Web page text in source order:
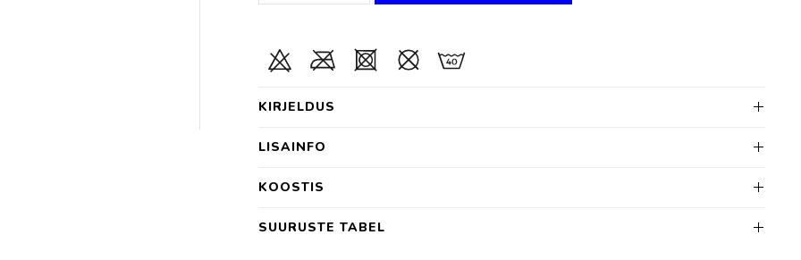
KIRJELDUS
LISAINFO
KOOSTIS
SUURUSTE TABEL